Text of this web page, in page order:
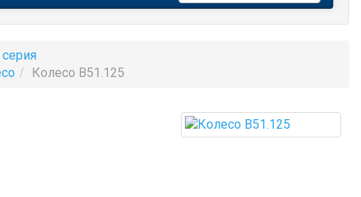
Колесо B51.125